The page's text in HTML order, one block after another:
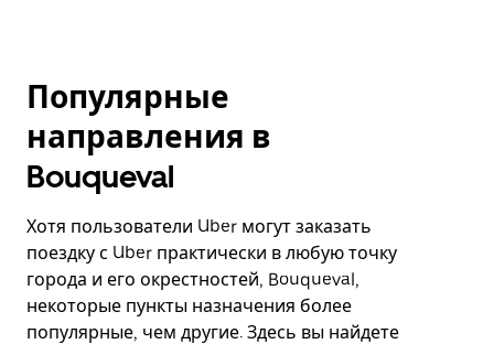
Популярные
направления в
Bouqueval
Хотя пользователи Uber могут заказать
поездку с Uber практически в любую точку
города и его окрестностей, Bouqueval,
некоторые пункты назначения более
популярные, чем другие. Здесь вы найдете